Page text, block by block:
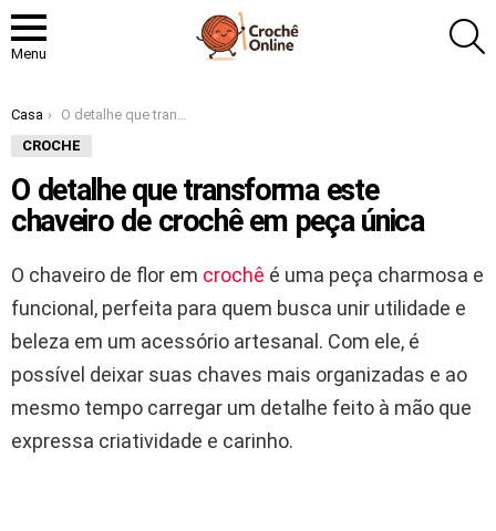
Menu
Você está aqui:
Casa
O detalhe que transforma este chaveiro de crochê em peça única
CROCHE
O detalhe que transforma este
chaveiro de crochê em peça única
O chaveiro de flor em crochê é uma peça charmosa e
funcional, perfeita para quem busca unir utilidade e
beleza em um acessório artesanal. Com ele, é
possível deixar suas chaves mais organizadas e ao
mesmo tempo carregar um detalhe feito à mão que
expressa criatividade e carinho.